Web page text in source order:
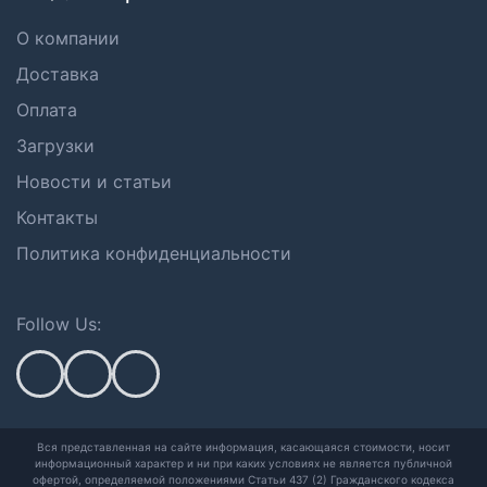
О компании
Доставка
Оплата
Загрузки
Новости и статьи
Контакты
Политика конфиденциальности
Follow Us:
Вся представленная на сайте информация, касающаяся стоимости, носит
информационный характер и ни при каких условиях не является публичной
офертой, определяемой положениями Статьи 437 (2) Гражданского кодекса